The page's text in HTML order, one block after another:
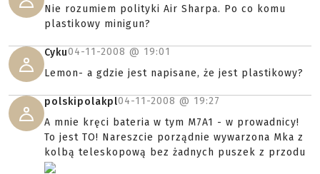
Nie rozumiem polityki Air Sharpa. Po co komu
plastikowy minigun?
Cyku04-11-2008 @ 19:01
Lemon- a gdzie jest napisane, że jest plastikowy?
polskipolakpl04-11-2008 @ 19:27
A mnie kręci bateria w tym M7A1 - w prowadnicy!
To jest TO! Nareszcie porządnie wywarzona Mka z
kolbą teleskopową bez żadnych puszek z przodu